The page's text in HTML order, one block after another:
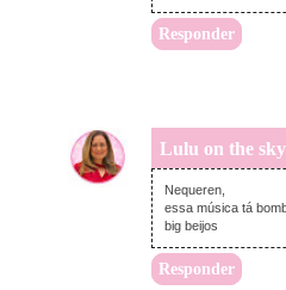
Responder
Lulu on the sky
Nequeren,
essa música tá
big beijos
Responder